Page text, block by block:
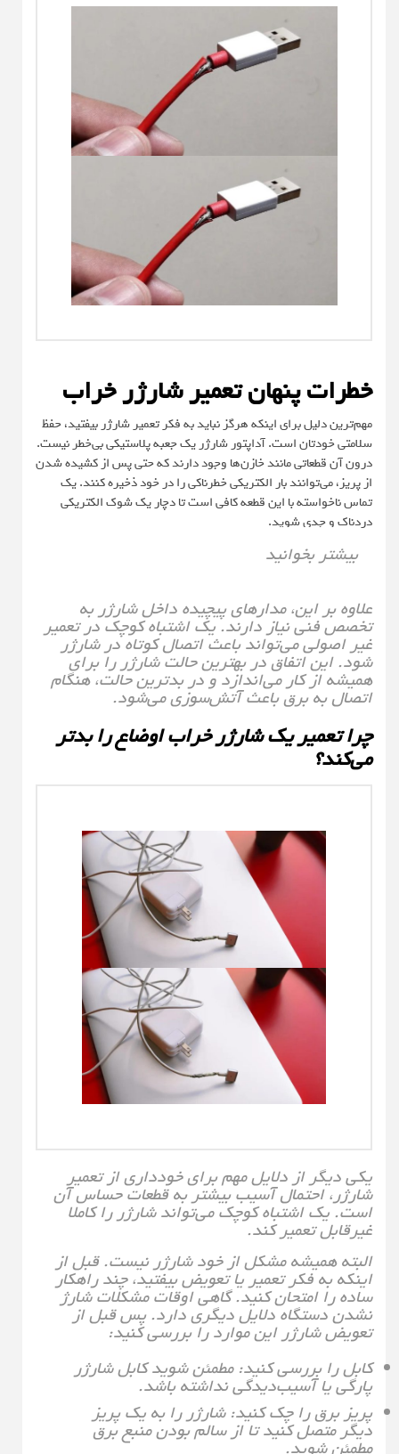
خطرات پنهان تعمیر شارژر خراب
مهم‌ترین دلیل برای اینکه هرگز نباید به فکر تعمیر شارژر بیفتید، حفظ
سلامتی خودتان است. آداپتور شارژر یک جعبه پلاستیکی بی‌خطر نیست.
درون آن قطعاتی مانند خازن‌ها وجود دارند که حتی پس از کشیده شدن
از پریز، می‌توانند بار الکتریکی خطرناکی را در خود ذخیره کنند. یک
تماس ناخواسته با این قطعه کافی است تا دچار یک شوک الکتریکی
دردناک و جدی شوید.
بیشتر بخوانید
علاوه بر این، مدارهای پیچیده داخل شارژر به
تخصص فنی نیاز دارند. یک اشتباه کوچک در تعمیر
غیر اصولی می‌تواند باعث اتصال کوتاه در شارژر
شود. این اتفاق در بهترین حالت شارژر را برای
همیشه از کار می‌اندازد و در بدترین حالت، هنگام
اتصال به برق باعث آتش‌سوزی می‌شود.
چرا تعمیر یک شارژر خراب اوضاع را بدتر
می‌کند؟
یکی دیگر از دلایل مهم برای خودداری از تعمیر
شارژر، احتمال آسیب بیشتر به قطعات حساس آن
است. یک اشتباه کوچک می‌تواند شارژر را کاملا
غیرقابل تعمیر کند.
البته همیشه مشکل از خود شارژر نیست. قبل از
اینکه به فکر تعمیر یا تعویض بیفتید، چند راهکار
ساده را امتحان کنید. گاهی اوقات مشکلات شارژ
نشدن دستگاه دلایل دیگری دارد. پس قبل از
تعویض شارژر این موارد را بررسی کنید:
کابل را بررسی کنید: مطمئن شوید کابل شارژر
پارگی یا آسیب‌دیدگی نداشته باشد.
پریز برق را چک کنید: شارژر را به یک پریز
دیگر متصل کنید تا از سالم بودن منبع برق